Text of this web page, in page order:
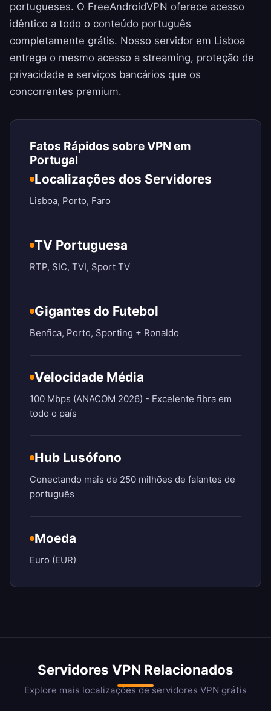
portugueses. O FreeAndroidVPN oferece acesso
idêntico a todo o conteúdo português
completamente grátis. Nosso servidor em Lisboa
entrega o mesmo acesso a streaming, proteção de
privacidade e serviços bancários que os
concorrentes premium.
Fatos Rápidos sobre VPN em
Portugal
Localizações dos Servidores
Lisboa, Porto, Faro
TV Portuguesa
RTP, SIC, TVI, Sport TV
Gigantes do Futebol
Benfica, Porto, Sporting + Ronaldo
Velocidade Média
100 Mbps (ANACOM 2026) - Excelente fibra em
todo o país
Hub Lusófono
Conectando mais de 250 milhões de falantes de
português
Moeda
Euro (EUR)
Servidores VPN Relacionados
Explore mais localizações de servidores VPN grátis